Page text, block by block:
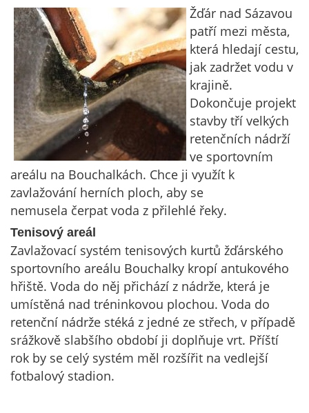
Žďár nad Sázavou
patří mezi města,
která hledají cestu,
jak zadržet vodu v
krajině.
Dokončuje projekt
stavby tří velkých
retenčních nádrží
ve sportovním
areálu na Bouchalkách. Chce ji využít k
zavlažování herních ploch, aby se
nemusela čerpat voda z přilehlé řeky.
Tenisový areál
Zavlažovací systém tenisových kurtů žďárského
sportovního areálu Bouchalky kropí antukového
hřiště. Voda do něj přichází z nádrže, která je
umístěná nad tréninkovou plochou. Voda do
retenční nádrže stéká z jedné ze střech, v případě
srážkově slabšího období ji doplňuje vrt. Příští
rok by se celý systém měl rozšířit na vedlejší
fotbalový stadion.